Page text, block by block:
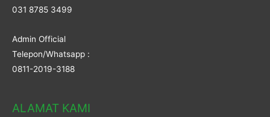
031 8785 3499
Admin Official
Telepon/Whatsapp :
0811-2019-3188
ALAMAT KAMI